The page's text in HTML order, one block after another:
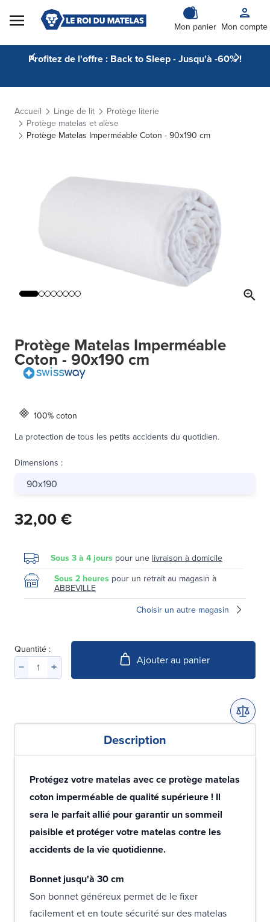
Skip to Content
Mon panier Mon compte
Profitez de l'offre : Back to Sleep - Jusqu'à -60% !
Accueil Linge de lit
Protège literie
Protège matelas et alèse
Protège Matelas Imperméable Coton - 90x190 cm
Protège Matelas Imperméable
Coton - 90x190 cm
100% coton
La protection de tous les petits accidents du quotidien.
Dimensions :
90x190
32,00 €
Sous 3 à 4 jours pour une livraison à domicile
Sous 2 heures pour un retrait au magasin à
ABBEVILLE
Choisir un autre magasin
Quantité :
Ajouter au panier
Description
Protégez votre matelas avec ce protège matelas
coton imperméable de qualité supérieure ! Il
sera le parfait allié pour garantir un sommeil
paisible et protéger votre matelas contre les
accidents de la vie quotidienne.
Bonnet jusqu'à 30 cm
Son bonnet généreux permet de le fixer
facilement et en toute sécurité sur des matelas